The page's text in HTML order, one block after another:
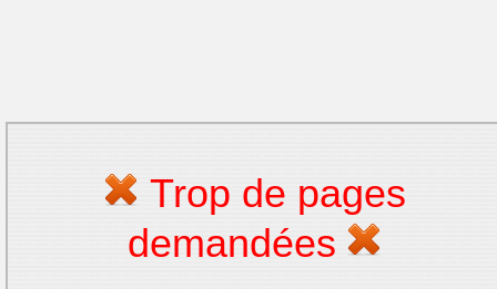
Trop de pages
demandées